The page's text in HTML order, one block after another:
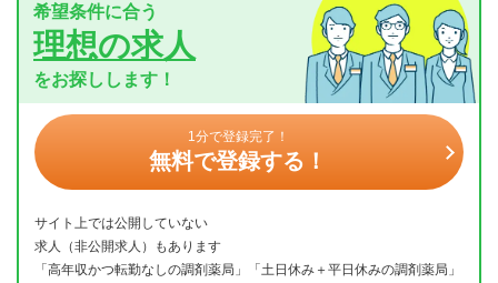
希望条件に合う
理想の求人
をお探しします！
1分で登録完了！
無料で登録する！
サイト上では公開していない
求人（非公開求人）もあります
「高年収かつ転勤なしの調剤薬局」「土日休み＋平日休みの調剤薬局」